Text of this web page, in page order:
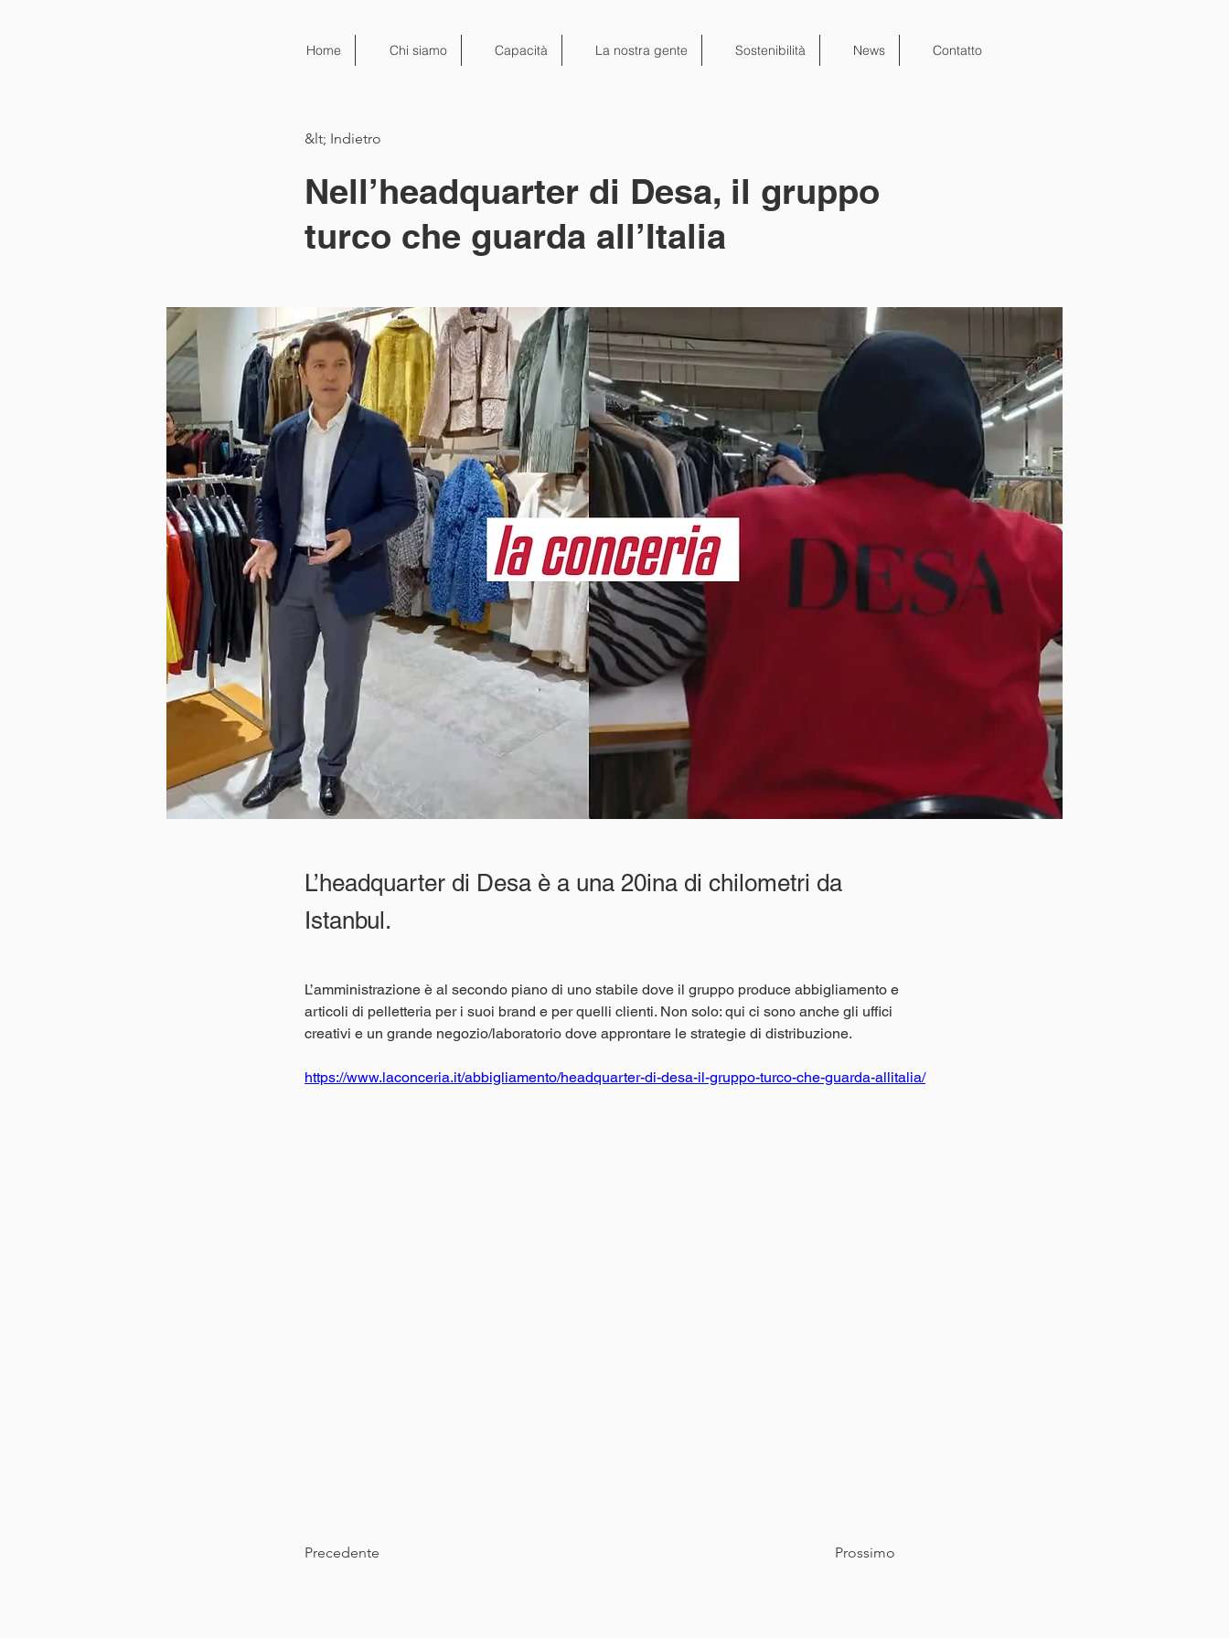
Home Chi siamo Capacità La nostra gente Sostenibilità News Contatto
&lt; Indietro
Nell’headquarter di Desa, il gruppo
turco che guarda all’Italia
L’headquarter di Desa è a una 20ina di chilometri da
Istanbul.
L’amministrazione è al secondo piano di uno stabile dove il gruppo produce abbigliamento e
articoli di pelletteria per i suoi brand e per quelli clienti. Non solo: qui ci sono anche gli uffici
creativi e un grande negozio/laboratorio dove approntare le strategie di distribuzione.
https://www.laconceria.it/abbigliamento/headquarter-di-desa-il-gruppo-turco-che-guarda-allitalia/
Precedente Prossimo